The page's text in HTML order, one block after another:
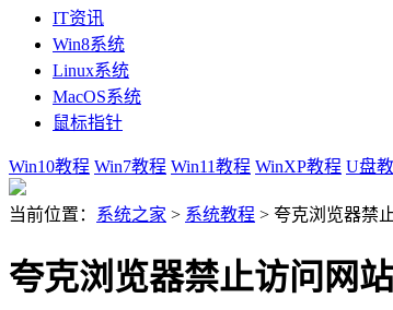
IT资讯
Win8系统
Linux系统
MacOS系统
鼠标指针
Win10教程 Win7教程 Win11教程 WinXP教程 U盘
当前位置： 系统之家 > 系统教程 > 夸克浏览器禁
夸克浏览器禁止访问网